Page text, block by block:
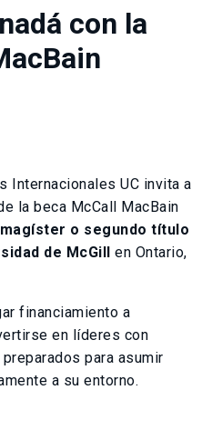
con la
Internacionales UC invita a
la beca McCall MacBain
o segundo título
de McGill
en Ontario,
financiamiento a
en líderes con
para asumir
a su entorno.